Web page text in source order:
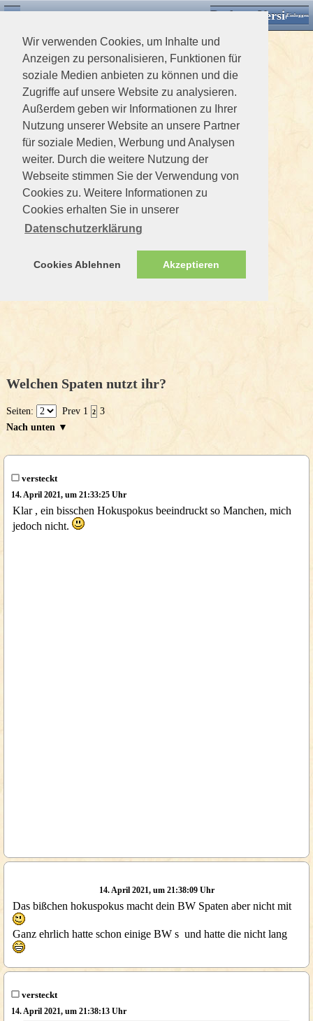
Wir verwenden Cookies, um Inhalte und
Anzeigen zu personalisieren, Funktionen für
soziale Medien anbieten zu können und die
Zugriffe auf unsere Website zu analysieren.
Außerdem geben wir Informationen zu Ihrer
Nutzung unserer Website an unsere Partner
für soziale Medien, Werbung und Analysen
weiter. Durch die weitere Nutzung der
Webseite stimmen Sie der Verwendung von
Cookies zu. Weitere Informationen zu
Cookies erhalten Sie in unserer
Datenschutzerklärung
Cookies Ablehnen Akzeptieren
Desktop VersionEinloggen
Welchen Spaten nutzt ihr?
Seiten: Prev 1 2 3
Nach unten ▼
versteckt
14. April 2021, um 21:33:25 Uhr
Klar , ein bisschen Hokuspokus beeindruckt so Manchen, mich
jedoch nicht.
14. April 2021, um 21:38:09 Uhr
Das bißchen hokuspokus macht dein BW Spaten aber nicht mit
Ganz ehrlich hatte schon einige BW s und hatte die nicht lang
versteckt
14. April 2021, um 21:38:13 Uhr